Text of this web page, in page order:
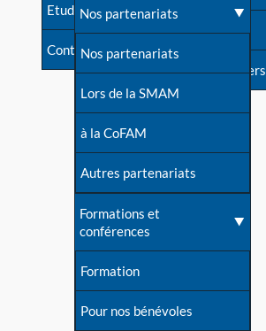
Une question sur le site
Etudes récentes
Contact
Forum
S'inscrire à nos newsletters
Nos partenariats
Nos partenariats
Lors de la SMAM
à la CoFAM
Autres partenariats
Formations et
conférences
Formation
Pour nos bénévoles